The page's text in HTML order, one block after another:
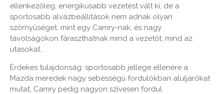
ellenkezőleg, energikusabb vezetést vált ki, de a
sportosabb alvázbeállítások nem adnak olyan
szörnyűséget, mint egy Camry-nak, és nagy
távolságokon fáraszthatnak mind a vezetőt, mind az
utasokat..
Érdekes tulajdonság: sportosabb jellege ellenére a
Mazda meredek nagy sebességű fordulókban aluljárókat
mutat, Camry pedig nagyon szívesen fordul.